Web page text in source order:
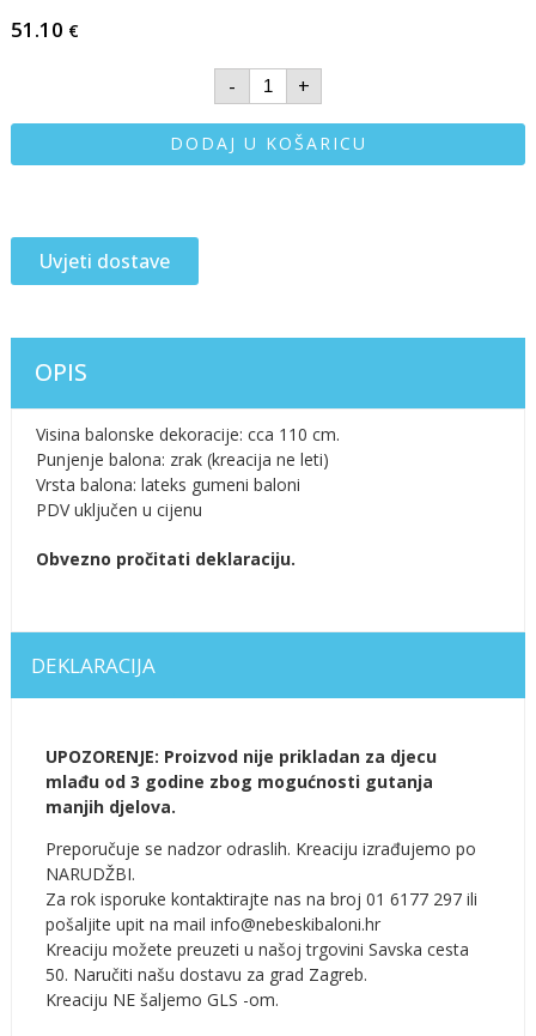
51.10 €
- +
DODAJ U KOŠARICU
Uvjeti dostave
OPIS
Visina balonske dekoracije: cca 110 cm.
Punjenje balona: zrak (kreacija ne leti)
Vrsta balona: lateks gumeni baloni
PDV uključen u cijenu
Obvezno pročitati deklaraciju.
DEKLARACIJA
UPOZORENJE: Proizvod nije prikladan za djecu
mlađu od 3 godine zbog mogućnosti gutanja
manjih djelova.
Preporučuje se nadzor odraslih. Kreaciju izrađujemo po
NARUDŽBI.
Za rok isporuke kontaktirajte nas na broj 01 6177 297 ili
pošaljite upit na mail info@nebeskibaloni.hr
Kreaciju možete preuzeti u našoj trgovini Savska cesta
50. Naručiti našu dostavu za grad Zagreb.
Kreaciju NE šaljemo GLS -om.